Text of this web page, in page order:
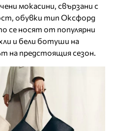
мокасини, свързани с
обувки тип Оксфорд
се носят от популярни
и бели ботуши на
на предстоящия сезон.